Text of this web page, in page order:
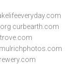
curbearth.com